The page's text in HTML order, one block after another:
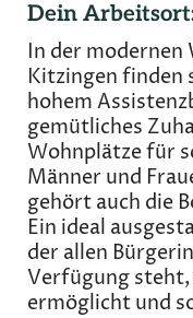
Dein
In der
Kitzingen finden
hohem
gemütliches
Wohnplätze für
Männer und
gehört auch die
Ein ideal
der allen
Verfügung
ermöglicht und